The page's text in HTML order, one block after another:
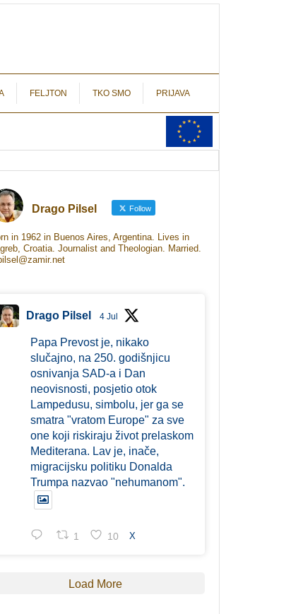
FELJTON TKO SMO PRIJAVA
Drago Pilsel Follow
in 1962 in Buenos Aires, Argentina. Lives in
Croatia. Journalist and Theologian. Married.
Drago Pilsel 4 Jul
Papa Prevost je, nikako
slučajno, na 250. godišnjicu
osnivanja SAD-a i Dan
neovisnosti, posjetio otok
Lampedusu, simbolu, jer ga se
smatra "vratom Europe" za sve
one koji riskiraju život prelaskom
Mediterana. Lav je, inače,
migracijsku politiku Donalda
Trumpa nazvao "nehumanom".
1 10 X
Load More